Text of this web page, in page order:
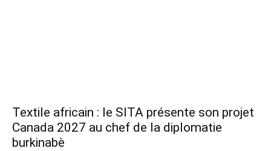
Textile africain : le SITA présente son projet
Canada 2027 au chef de la diplomatie
burkinabè